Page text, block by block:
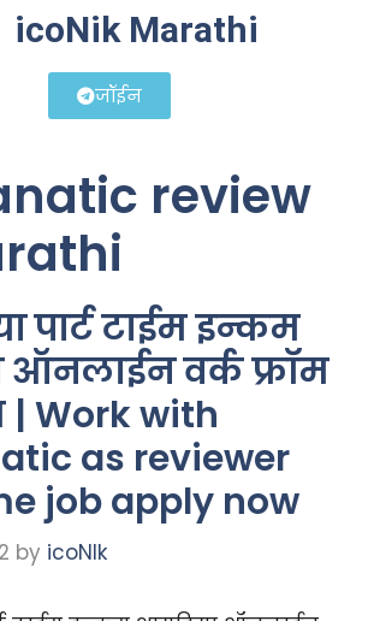
icoNik Marathi
जॉईन
review
पार्ट टाईम इन्कम
ऑनलाईन वर्क फ्रॉम
| Work with
as reviewer
job apply now
by icoNIk